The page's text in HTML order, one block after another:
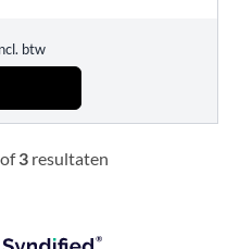
btw
of3 resultaten